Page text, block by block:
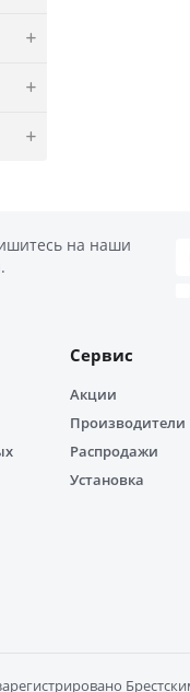
на наши
Сервис
Акции
Производители
Распродажи
Установка